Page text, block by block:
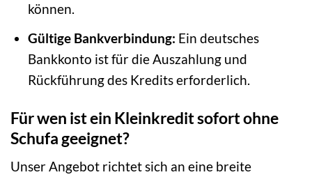
können.
Gültige Bankverbindung: Ein deutsches
Bankkonto ist für die Auszahlung und
Rückführung des Kredits erforderlich.
Für wen ist ein Kleinkredit sofort ohne
Schufa geeignet?
Unser Angebot richtet sich an eine breite